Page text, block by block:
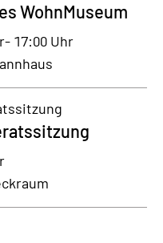
WohnMuseum
- 17:00 Uhr